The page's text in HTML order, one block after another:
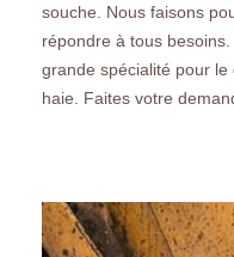
souche. Nous faisons
répondre à tous
grande spécialité pour
haie. Faites votre